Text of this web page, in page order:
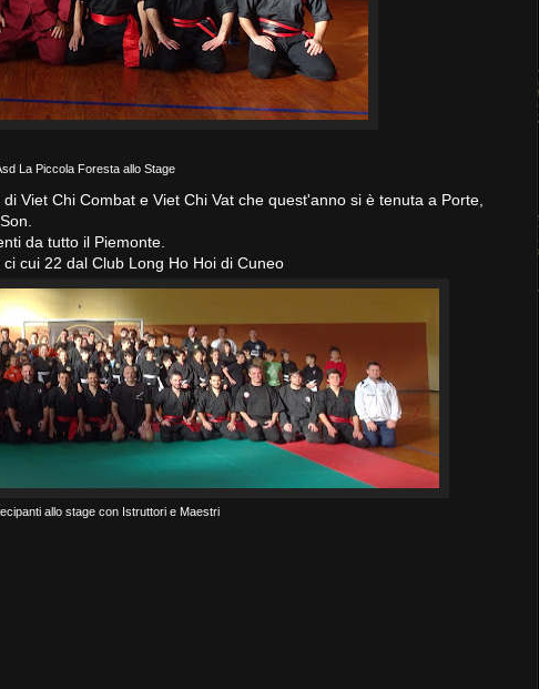
La Piccola Foresta allo Stage
Viet Chi Combat e Viet Chi Vat che quest'anno si è tenuta a Porte,
da tutto il Piemonte.
cui 22 dal Club Long Ho Hoi di Cuneo
allo stage con Istruttori e Maestri